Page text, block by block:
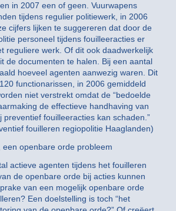
in 2007 een of geen. Vuurwapens
tijdens regulier politiewerk, in 2006
cijfers lijken te suggereren dat door de
personeel tijdens fouilleeracties er
reguliere werk. Of dit ook daadwerkelijk
de documenten te halen. Bij een aantal
hoeveel agenten aanwezig waren. Dit
functionarissen, in 2006 gemiddeld
niet verstrekt omdat de “bedoelde
de effectieve handhaving van
fouilleeracties kan schaden.”
fouilleren regiopolitie Haaglanden)
een openbare orde probleem
actieve agenten tijdens het fouilleren
de openbare orde bij acties kunnen
van een mogelijk openbare orde
Een doelstelling is toch “het